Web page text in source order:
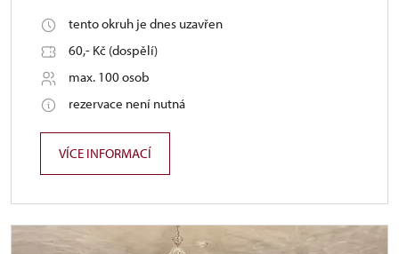
tento okruh je dnes uzavřen
60,- Kč (dospělí)
max. 100 osob
rezervace není nutná
VÍCE INFORMACÍ